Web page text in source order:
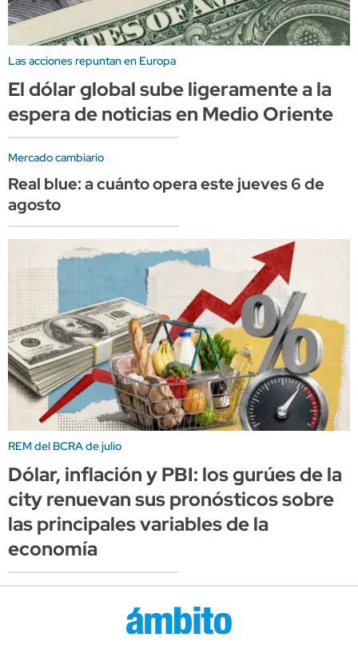
Las acciones repuntan en Europa
El dólar global sube ligeramente a la
espera de noticias en Medio Oriente
Mercado cambiario
Real blue: a cuánto opera este jueves 6 de
agosto
REM del BCRA de julio
Dólar, inflación y PBI: los gurúes de la
city renuevan sus pronósticos sobre
las principales variables de la
economía